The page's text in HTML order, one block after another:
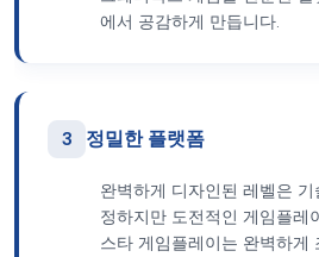
에서 공감하게 만듭니다.
3 정밀한 플랫폼
완벽하게 디자인된 레벨은
정하지만 도전적인 게임플레
스타 게임플레이는 완벽하게